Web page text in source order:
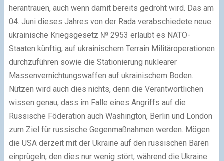
herantrauen, auch wenn damit bereits gedroht wird. Das am
04. Juni dieses Jahres von der Rada verabschiedete neue
ukrainische Kriegsgesetz № 2953 erlaubt es NATO-
Staaten künftig, auf ukrainischem Terrain Militäroperationen
durchzuführen sowie die Stationierung nuklearer
Massenvernichtungswaffen auf ukrainischem Boden.
Nützen wird auch dies nichts, denn die Verantwortlichen
wissen genau, dass im Falle eines Angriffs auf die
Russische Föderation auch Washington, Berlin und London
zum Ziel für russische Gegenmaßnahmen werden. Mögen
die USA derzeit mit der Ukraine auf den russischen Bären
einprügeln, den dies nur wenig stört, während die Ukraine